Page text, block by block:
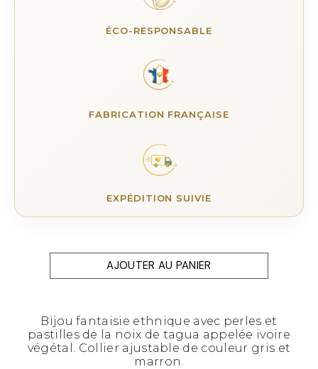
ÉCO-RESPONSABLE
FABRICATION FRANÇAISE
EXPÉDITION SUIVIE
AJOUTER AU PANIER
Bijou fantaisie ethnique avec perles et
pastilles de la noix de tagua appelée ivoire
végétal. Collier ajustable de couleur gris et
marron.